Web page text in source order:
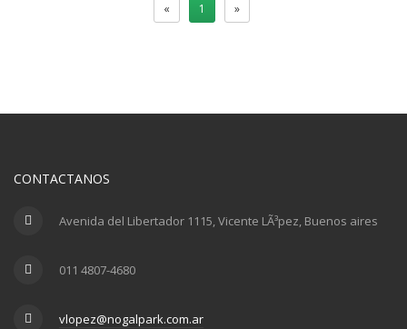
« 1 »
CONTACTANOS
Avenida del Libertador 1115, Vicente LÃ³pez, Buenos aires
011 4807-4680
vlopez@nogalpark.com.ar